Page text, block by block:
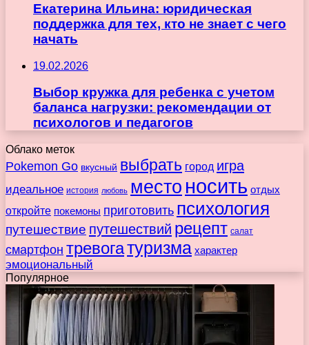
Екатерина Ильина: юридическая
поддержка для тех, кто не знает с чего
начать
19.02.2026
Выбор кружка для ребенка с учетом
баланса нагрузки: рекомендации от
психологов и педагогов
Облако меток
Pokemon Go вкусный выбрать город игра
идеальное история любовь место носить отдых
откройте покемоны приготовить психология
путешествие путешествий рецепт салат
смартфон тревогатуризма характер
эмоциональный
Популярное